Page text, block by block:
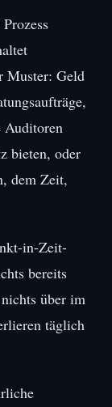
Muster: Geld
Auditoren
bieten, oder
dem Zeit,
in-Zeit-
bereits
über im
täglich